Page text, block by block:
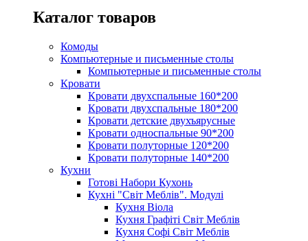
Каталог товаров
Комоды
Компьютерные и письменные столы
Компьютерные и письменные столы
Кровати
Кровати двухспальные 160*200
Кровати двухспальные 180*200
Кровати детские двухъярусные
Кровати односпальные 90*200
Кровати полуторные 120*200
Кровати полуторные 140*200
Кухни
Готові Набори Кухонь
Кухні "Світ Меблів". Модулі
Кухня Віола
Кухня Графіті Світ Меблів
Кухня Софі Світ Меблів